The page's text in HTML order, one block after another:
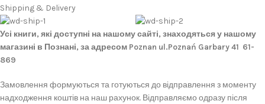
Shipping & Delivery
Усі книги, які доступні на нашому сайті, знаходяться у нашому
магазині в Познані, за адресом Poznan ul.Poznań Garbary 41 61-
869
Замовлення формуються та готуються до відправлення з моменту
надходження коштів на наш рахунок. Відправляємо одразу після